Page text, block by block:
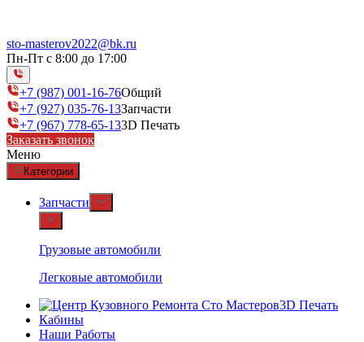
sto-masterov2022@bk.ru
Пн-Пт с 8:00 до 17:00
+7 (987) 001-16-76Общий
+7 (927) 035-76-13Запчасти
+7 (967) 778-65-133D Печать
Заказать звонок
Меню
Категории
Запчасти
Грузовые автомобили
Легковые автомобили
3D Печать
Кабины
Наши Работы